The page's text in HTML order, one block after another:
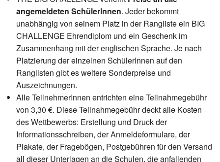
angemeldeten SchülerInnen. Jeder bekommt
unabhängig von seinem Platz in der Rangliste ein BIG
CHALLENGE Ehrendiplom und ein Geschenk im
Zusammenhang mit der englischen Sprache. Je nach
Platzierung der einzelnen SchülerInnen auf den
Ranglisten gibt es weitere Sonderpreise und
Auszeichnungen.
Alle TeilnehmerInnen entrichten eine Teilnahmegebühr
von 3,30 €. Diese Teilnahmegebühr deckt alle Kosten
des Wettbewerbs: Erstellung und Druck der
Informationsschreiben, der Anmeldeformulare, der
Plakate, der Fragebögen, Postgebühren für den Versand
all dieser Unterlagen an die Schulen, die anfallenden